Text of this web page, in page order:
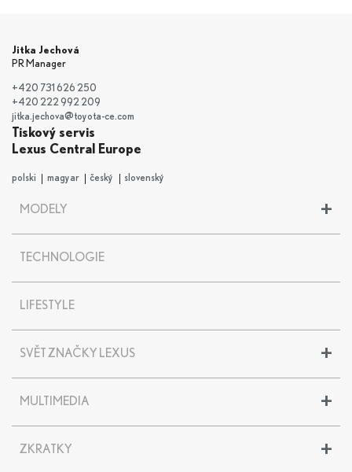
Jitka Jechová
PR Manager
+420 731 626 250
+420 222 992 209
jitka.jechova@toyota-ce.com
Tiskový servis
Lexus Central Europe
polski magyar český slovenský
+
MODELY
UX
UX 300e
NX
ES
LC
LM
TECHNOLOGIE
LIFESTYLE
+
SVĚT ZNAČKY LEXUS
30 let značky Lexus
Lexus centra
Encyklopedie
+
MULTIMEDIA
Akce
+
ZKRATKY